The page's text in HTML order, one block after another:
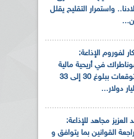
واستمرار التقليح يقلل
لفوروم الإذاعة:
في أريحية مالية
وتوقعات ببلوغ 30 إلى 33
دولار...
العزيز مجاهد للإذاعة:
القوانين بما يتوافق و